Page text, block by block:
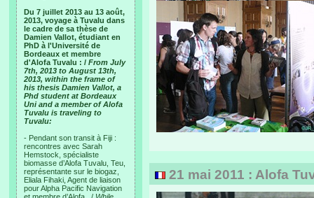
Du 7 juillet 2013 au 13 août,
2013, voyage à Tuvalu dans
le cadre de sa thèse de
Damien Vallot, étudiant en
PhD à l'Université de
Bordeaux et membre
d'Alofa Tuvalu : / From July
7th, 2013 to August 13th,
2013, within the frame of
his thesis Damien Vallot, a
Phd student at Bordeaux
Uni and a member of Alofa
Tuvalu is traveling to
Tuvalu:
- Pendant son transit à Fiji :
rencontres avec Sarah
Hemstock, spécialiste
biomasse d’Alofa Tuvalu, Teu,
représentante sur le biogaz,
Eliala Fihaki, Agent de liaison
pour Alpha Pacific Navigation
21 mai 2011 : Alofa